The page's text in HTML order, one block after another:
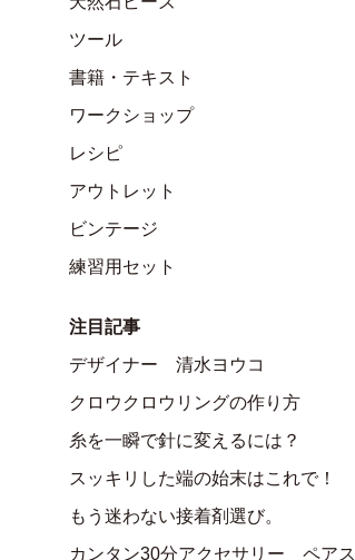
ツール
書籍・テキスト
ワークショップ
レシピ
アウトレット
ビンテージ
練習用セット
注目記事
デザイナー 清水ヨウコ
クロウクロウリングの作り方
糸を一瞬で針に変えるには？
スッキリした端の始末はこれで！
もう迷わない接着剤選び。
カンタン30分アクセサリー ペアス